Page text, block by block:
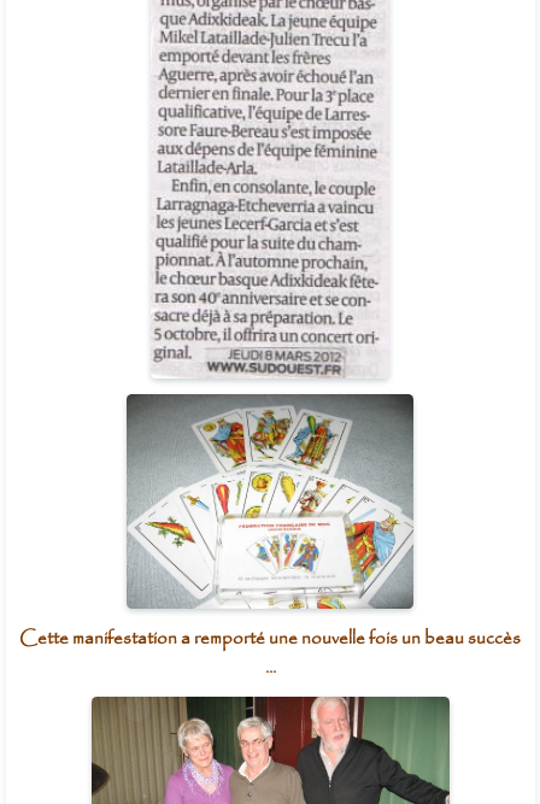
Cette manifestation a remporté une nouvelle fois un beau succès
...